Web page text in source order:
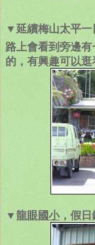
▼延續梅山太平
路上會看到旁邊
的，有興趣可以
▼龍眼國小，假